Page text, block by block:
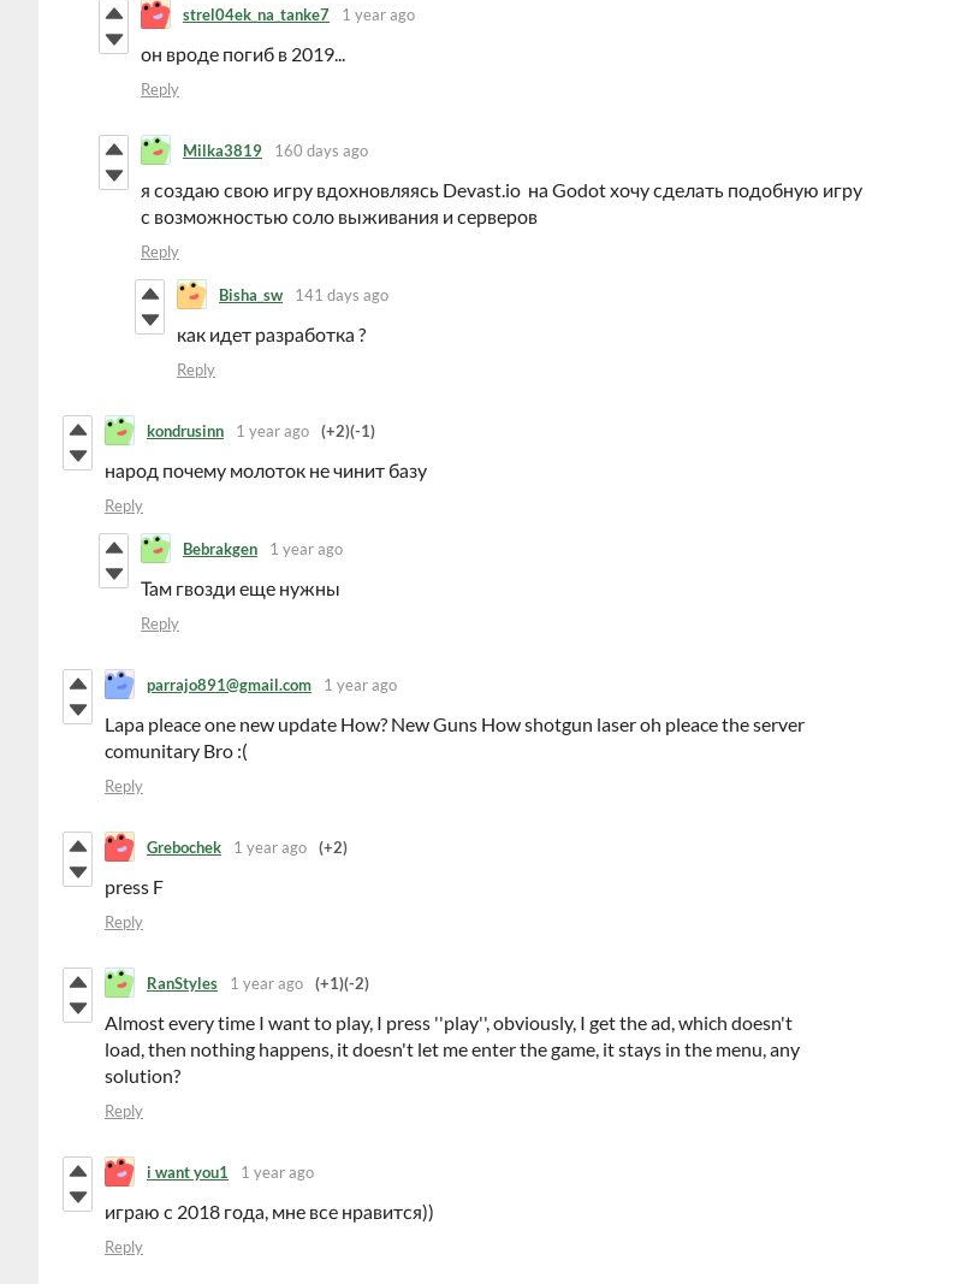
strel04ek_na_tanke7 1 year ago
он вроде погиб в 2019...
Reply
Milka3819 160 days ago
я создаю свою игру вдохновляясь Devast.io на Godot хочу сделать подобную игру
с возможностью соло выживания и серверов
Reply
Bisha_sw 141 days ago
как идет разработка ?
Reply
kondrusinn 1 year ago (+2)(-1)
народ почему молоток не чинит базу
Reply
Bebrakgen 1 year ago
Там гвозди еще нужны
Reply
parrajo891@gmail.com 1 year ago
Lapa pleace one new update How? New Guns How shotgun laser oh pleace the server
comunitary Bro :(
Reply
Grebochek 1 year ago (+2)
press F
Reply
RanStyles 1 year ago (+1)(-2)
Almost every time I want to play, I press ''play'', obviously, I get the ad, which doesn't
load, then nothing happens, it doesn't let me enter the game, it stays in the menu, any
solution?
Reply
i want you1 1 year ago
играю с 2018 года, мне все нравится))
Reply